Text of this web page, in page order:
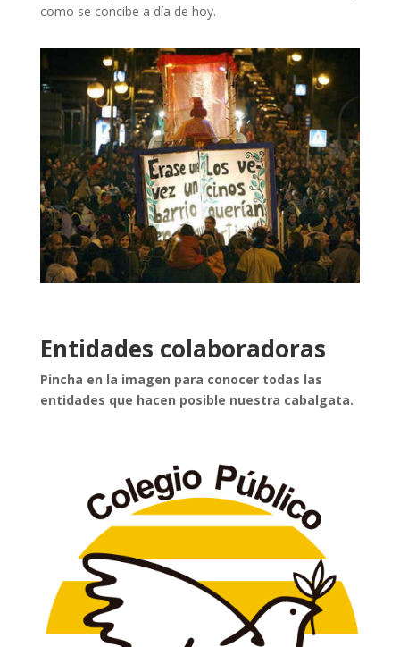
como se concibe a día de hoy.
Entidades colaboradoras
Pincha en la imagen para conocer todas las
entidades que hacen posible nuestra cabalgata.